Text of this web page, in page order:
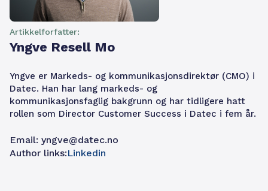
Artikkelforfatter:
Yngve Resell Mo
Yngve er Markeds- og kommunikasjonsdirektør (CMO) i
Datec. Han har lang markeds- og
kommunikasjonsfaglig bakgrunn og har tidligere hatt
rollen som Director Customer Success i Datec i fem år.
Email: yngve@datec.no
Author links:Linkedin